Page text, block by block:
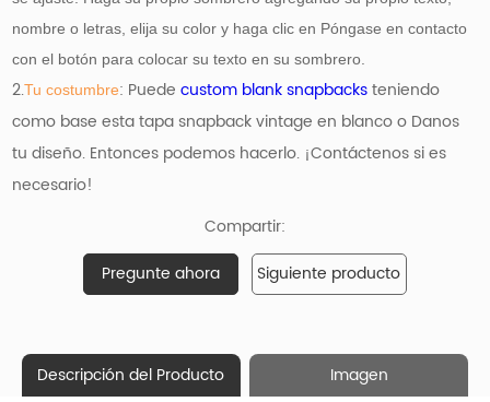
nombre o letras, elija su color y haga clic en Póngase en contacto
con el botón para colocar su texto en su sombrero.
2.Tu costumbre: Puedecustom blank snapbacksteniendo
como base esta tapa snapback vintage en blanco o Danos
tu diseño. Entonces podemos hacerlo. ¡Contáctenos si es
necesario!
Compartir:
Pregunte ahora
Siguiente producto
Descripción del Producto Imagen